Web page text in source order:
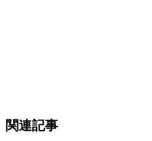
関連記事